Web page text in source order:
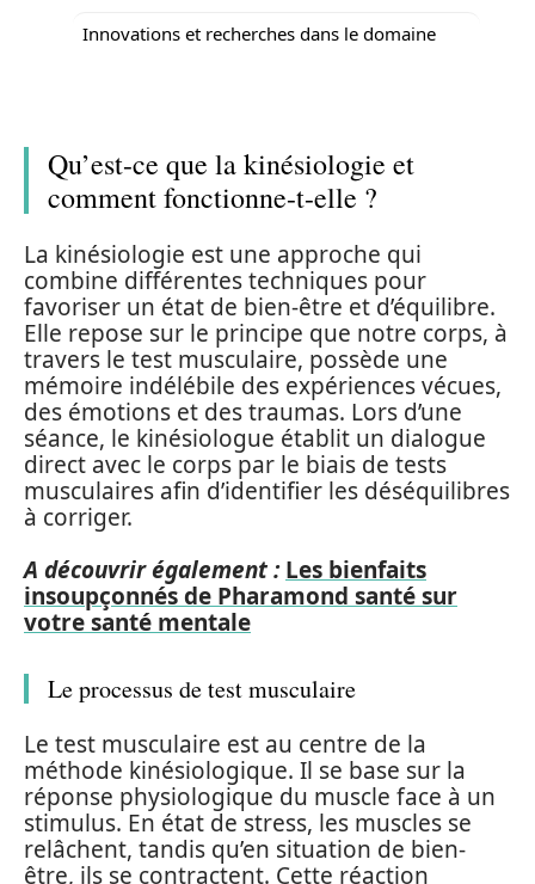
Innovations et recherches dans le domaine
Qu’est-ce que la kinésiologie et
comment fonctionne-t-elle ?
La kinésiologie est une approche qui
combine différentes techniques pour
favoriser un état de bien-être et d’équilibre.
Elle repose sur le principe que notre corps, à
travers le test musculaire, possède une
mémoire indélébile des expériences vécues,
des émotions et des traumas. Lors d’une
séance, le kinésiologue établit un dialogue
direct avec le corps par le biais de tests
musculaires afin d’identifier les déséquilibres
à corriger.
A découvrir également : Les bienfaits
insoupçonnés de Pharamond santé sur
votre santé mentale
Le processus de test musculaire
Le test musculaire est au centre de la
méthode kinésiologique. Il se base sur la
réponse physiologique du muscle face à un
stimulus. En état de stress, les muscles se
relâchent, tandis qu’en situation de bien-
être, ils se contractent. Cette réaction